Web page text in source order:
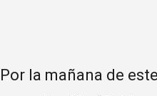
Por la mañana de